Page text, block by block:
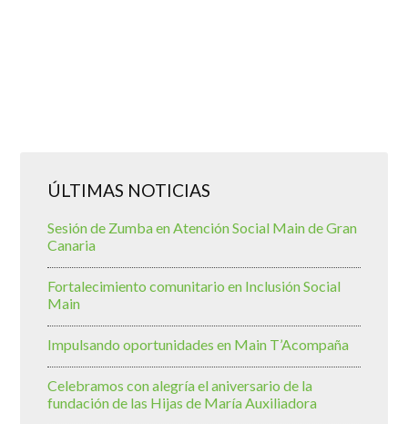
ÚLTIMAS NOTICIAS
Sesión de Zumba en Atención Social Main de Gran
Canaria
Fortalecimiento comunitario en Inclusión Social
Main
Impulsando oportunidades en Main T’Acompaña
Celebramos con alegría el aniversario de la
fundación de las Hijas de María Auxiliadora